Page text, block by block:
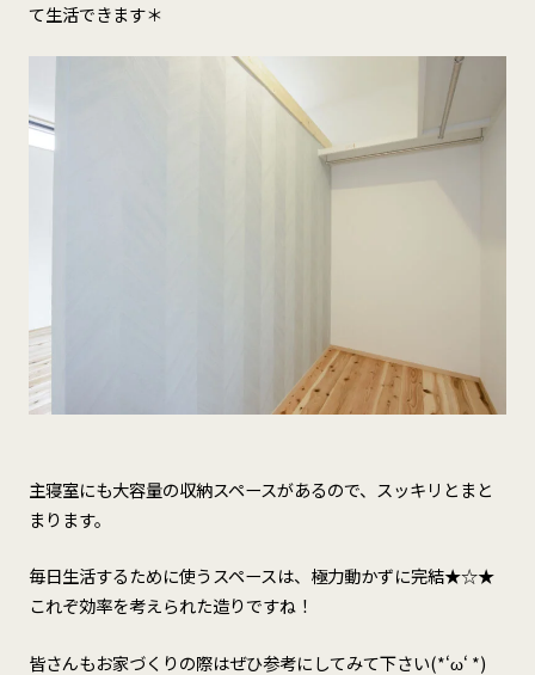
て生活できます＊
主寝室にも大容量の収納スペースがあるので、スッキリとまと
まります。
毎日生活するために使うスペースは、極力動かずに完結★☆★
これぞ効率を考えられた造りですね！
皆さんもお家づくりの際はぜひ参考にしてみて下さい(*‘ω‘ *)